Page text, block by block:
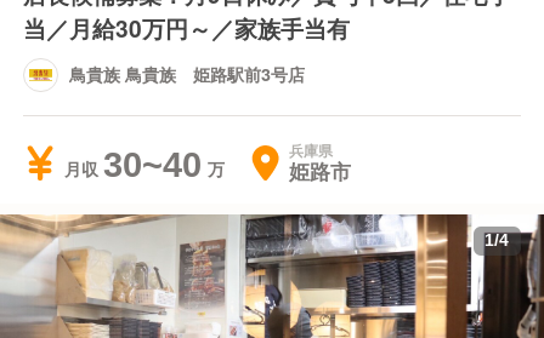
当／月給30万円～／家族手当有
鳥貴族 鳥貴族 姫路駅前3号店
月収 30~40 兵庫県
姫路市
1/4